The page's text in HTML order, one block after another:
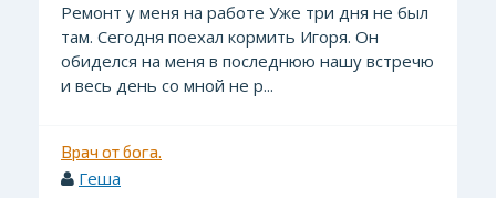
Ремонт у меня на работе Уже три дня не был
там. Сегодня поехал кормить Игоря. Он
обиделся на меня в последнюю нашу встречю
и весь день со мной не р...
Врач от бога.
Геша